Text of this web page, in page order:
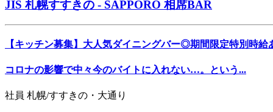
JIS 札幌すすきの - SAPPORO 相席BAR
【キッチン募集】大人気ダイニングバー◎期間限定特別時給
コロナの影響で中々今のバイトに入れない…。という...
社員 札幌/すすきの・大通り